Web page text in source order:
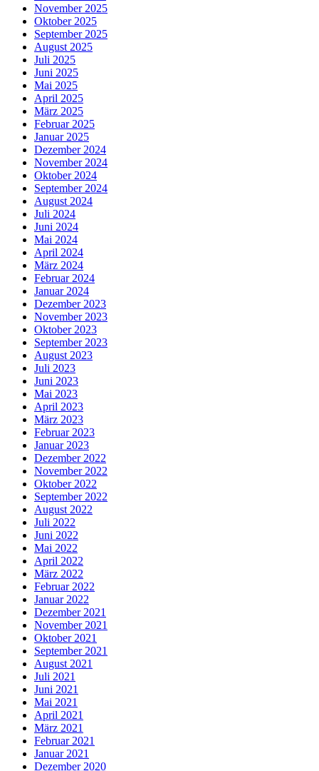
November 2025
Oktober 2025
September 2025
August 2025
Juli 2025
Juni 2025
Mai 2025
April 2025
März 2025
Februar 2025
Januar 2025
Dezember 2024
November 2024
Oktober 2024
September 2024
August 2024
Juli 2024
Juni 2024
Mai 2024
April 2024
März 2024
Februar 2024
Januar 2024
Dezember 2023
November 2023
Oktober 2023
September 2023
August 2023
Juli 2023
Juni 2023
Mai 2023
April 2023
März 2023
Februar 2023
Januar 2023
Dezember 2022
November 2022
Oktober 2022
September 2022
August 2022
Juli 2022
Juni 2022
Mai 2022
April 2022
März 2022
Februar 2022
Januar 2022
Dezember 2021
November 2021
Oktober 2021
September 2021
August 2021
Juli 2021
Juni 2021
Mai 2021
April 2021
März 2021
Februar 2021
Januar 2021
Dezember 2020